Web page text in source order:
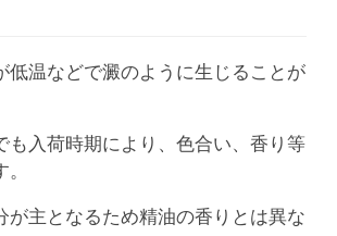
低温などで澱のように生じることが
も入荷時期により、色合い、香り等
が主となるため精油の香りとは異な